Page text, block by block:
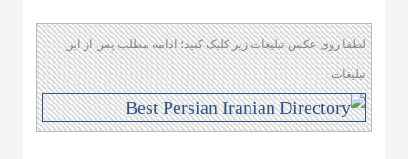
لطفا روی عکس تبلیغات زیر کلیک کنید؛ ادامه مطلب پس از این
تبلیغات